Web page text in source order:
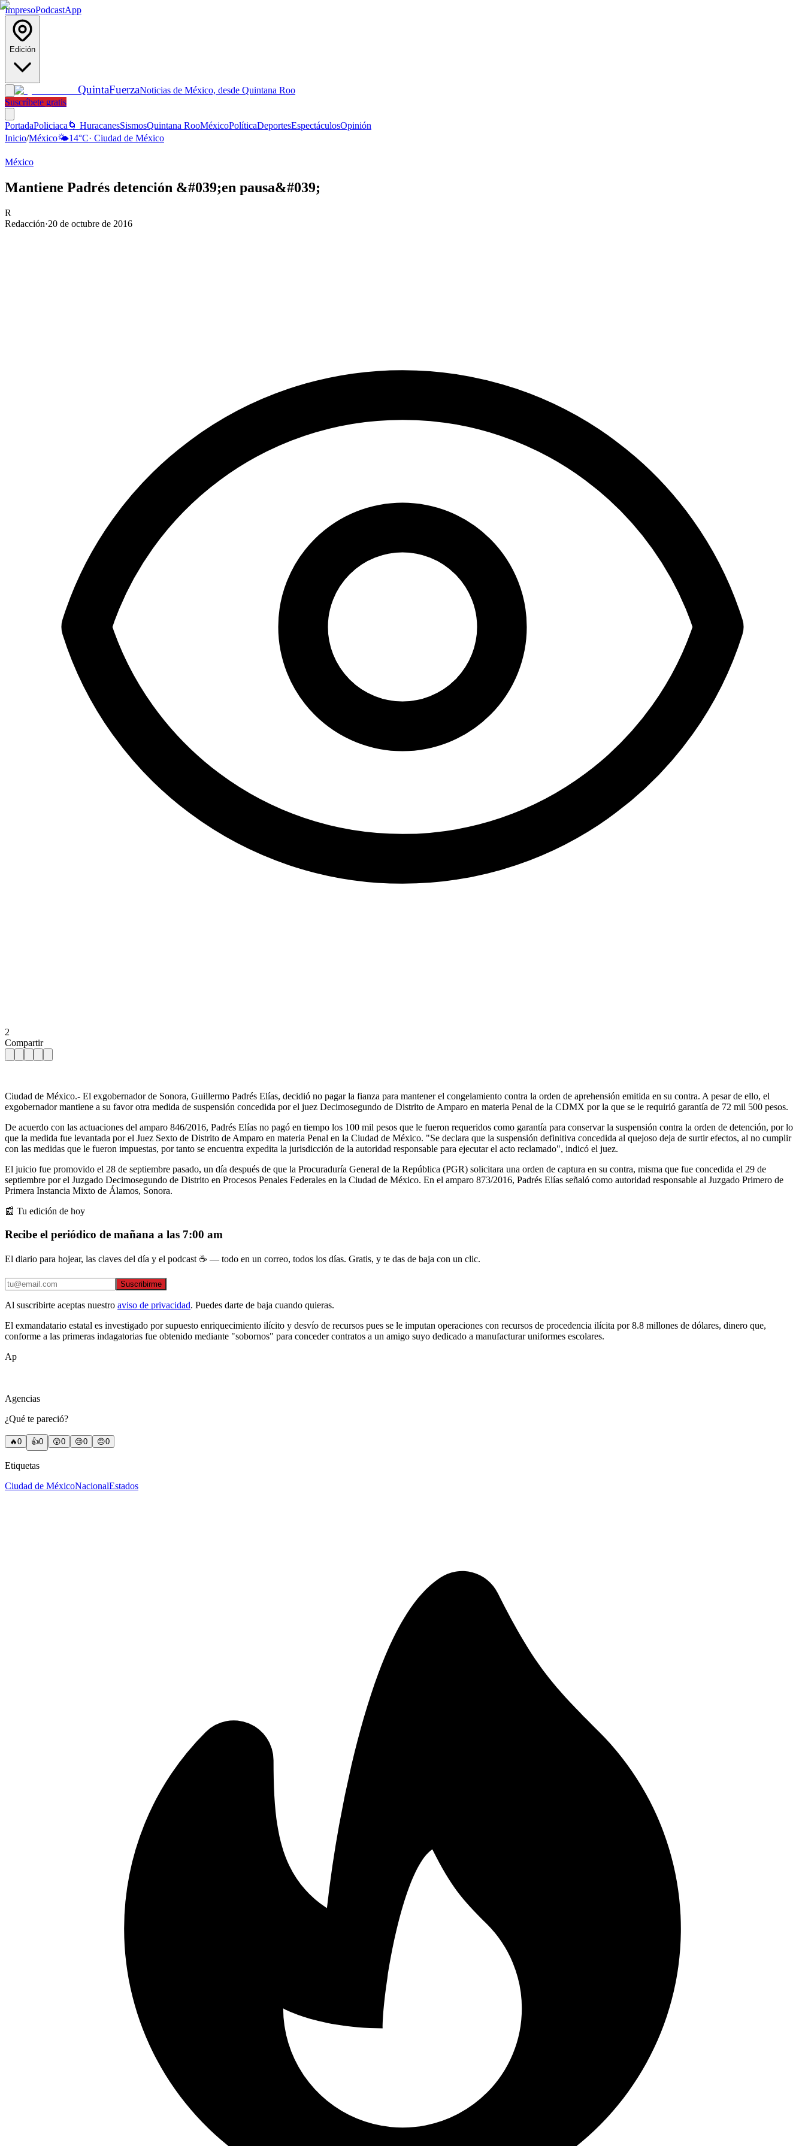
ImpresoPodcastApp
Edición
QuintaFuerzaNoticias de México, desde Quintana Roo
Suscríbete gratis
PortadaPoliciaca 🌀 HuracanesSismosQuintana RooMéxicoPolíticaDeportesEspectáculosOpinión
Inicio/México🌤️14°C· Ciudad de México
México
Mantiene Padrés detención &#039;en pausa&#039;
R
Redacción·20 de octubre de 2016
2
Compartir
Ciudad de México.- El exgobernador de Sonora, Guillermo Padrés Elías, decidió no pagar la fianza para mantener el congelamiento contra la orden de aprehensión emitida en su contra. A pesar de ello, el
exgobernador mantiene a su favor otra medida de suspensión concedida por el juez Decimosegundo de Distrito de Amparo en materia Penal de la CDMX por la que se le requirió garantía de 72 mil 500 pesos.
De acuerdo con las actuaciones del amparo 846/2016, Padrés Elías no pagó en tiempo los 100 mil pesos que le fueron requeridos como garantía para conservar la suspensión contra la orden de detención, por lo
que la medida fue levantada por el Juez Sexto de Distrito de Amparo en materia Penal en la Ciudad de México. "Se declara que la suspensión definitiva concedida al quejoso deja de surtir efectos, al no cumplir
con las medidas que le fueron impuestas, por tanto se encuentra expedita la jurisdicción de la autoridad responsable para ejecutar el acto reclamado", indicó el juez.
El juicio fue promovido el 28 de septiembre pasado, un día después de que la Procuraduría General de la República (PGR) solicitara una orden de captura en su contra, misma que fue concedida el 29 de
septiembre por el Juzgado Decimosegundo de Distrito en Procesos Penales Federales en la Ciudad de México. En el amparo 873/2016, Padrés Elías señaló como autoridad responsable al Juzgado Primero de
Primera Instancia Mixto de Álamos, Sonora.
📰 Tu edición de hoy
Recibe el periódico de mañana a las 7:00 am
El diario para hojear, las claves del día y el podcast ☕ — todo en un correo, todos los días. Gratis, y te das de baja con un clic.
Suscribirme
Al suscribirte aceptas nuestro aviso de privacidad. Puedes darte de baja cuando quieras.
El exmandatario estatal es investigado por supuesto enriquecimiento ilícito y desvío de recursos pues se le imputan operaciones con recursos de procedencia ilícita por 8.8 millones de dólares, dinero que,
conforme a las primeras indagatorias fue obtenido mediante "sobornos" para conceder contratos a un amigo suyo dedicado a manufacturar uniformes escolares.
Ap
Agencias
¿Qué te pareció?
🔥0 👍0 😲0 😢0 😠0
Etiquetas
Ciudad de MéxicoNacionalEstados